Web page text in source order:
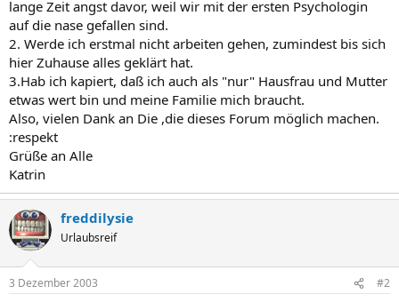
lange Zeit angst davor, weil wir mit der ersten Psychologin
auf die nase gefallen sind.
2. Werde ich erstmal nicht arbeiten gehen, zumindest bis sich
hier Zuhause alles geklärt hat.
3.Hab ich kapiert, daß ich auch als "nur" Hausfrau und Mutter
etwas wert bin und meine Familie mich braucht.
Also, vielen Dank an Die ,die dieses Forum möglich machen.
:respekt
Grüße an Alle
Katrin
freddilysie
Urlaubsreif
3 Dezember 2003 #2